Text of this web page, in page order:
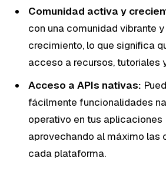
Comunidad activa y
con una comunidad vibrante
crecimiento, lo que significa
acceso a recursos, tutoriales
Acceso a APIs nativas:
fácilmente funcionalidades
operativo en tus aplicaciones
aprovechando al máximo las
cada plataforma.